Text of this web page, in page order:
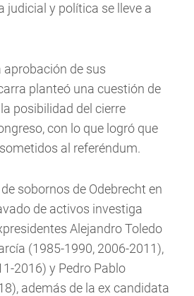
judicial y política se lleve a
aprobación de sus
planteó una cuestión de
posibilidad del cierre
con lo que logró que
al referéndum.
sobornos de Odebrecht en
de activos investiga
Alejandro Toledo
(1985-1990, 2006-2011),
2016) y Pedro Pablo
además de la ex candidata